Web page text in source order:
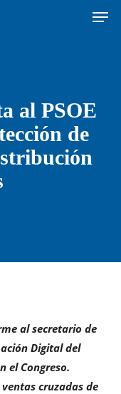
al PSOE
de
alsecretario de
Digital del
el Congreso.
cruzadas de